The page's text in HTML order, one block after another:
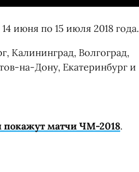
июня по 15 июля 2018 года.
Калининград, Волгоград,
на-Дону, Екатеринбург и
покажут матчи ЧМ-2018.